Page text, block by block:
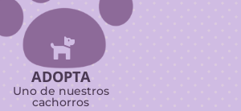

ADOPTA
Uno de nuestros
cachorros